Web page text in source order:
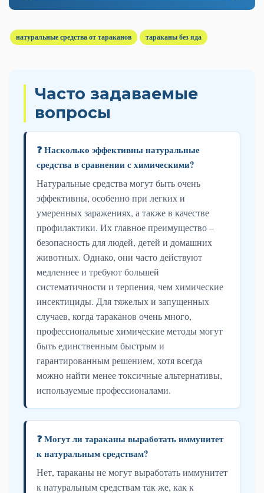
натуральные средства от тараканов тараканы без яда
Часто задаваемые
вопросы
❓ Насколько эффективны натуральные
средства в сравнении с химическими?
Натуральные средства могут быть очень
эффективны, особенно при легких и
умеренных заражениях, а также в качестве
профилактики. Их главное преимущество –
безопасность для людей, детей и домашних
животных. Однако, они часто действуют
медленнее и требуют большей
систематичности и терпения, чем химические
инсектициды. Для тяжелых и запущенных
случаев, когда тараканов очень много,
профессиональные химические методы могут
быть единственным быстрым и
гарантированным решением, хотя всегда
можно найти менее токсичные альтернативы,
используемые профессионалами.
❓ Могут ли тараканы выработать иммунитет
к натуральным средствам?
Нет, тараканы не могут выработать иммунитет
к натуральным средствам так же, как к